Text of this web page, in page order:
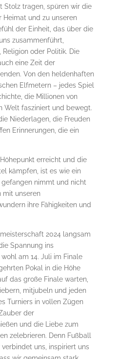
Stolz tragen, spüren wir die
Heimat und zu unseren
der Einheit, das über die
zusammenführt,
oder Politik. Die
eine Zeit der
Von den heldenhaften
Elfmetern – jedes Spiel
die Millionen von
Welt fasziniert und bewegt.
Niederlagen, die Freuden
Erinnerungen, die ein
erreicht und die
kämpfen, ist es wie ein
nimmt und nicht
mit unseren
ihre Fähigkeiten und
2024 langsam
Spannung ins
am 14. Juli im Finale
Pokal in die Höhe
das große Finale warten,
mitjubeln und jeden
Turniers in vollen Zügen
der
und die Liebe zum
zelebrieren. Denn Fußball
uns, inspiriert uns